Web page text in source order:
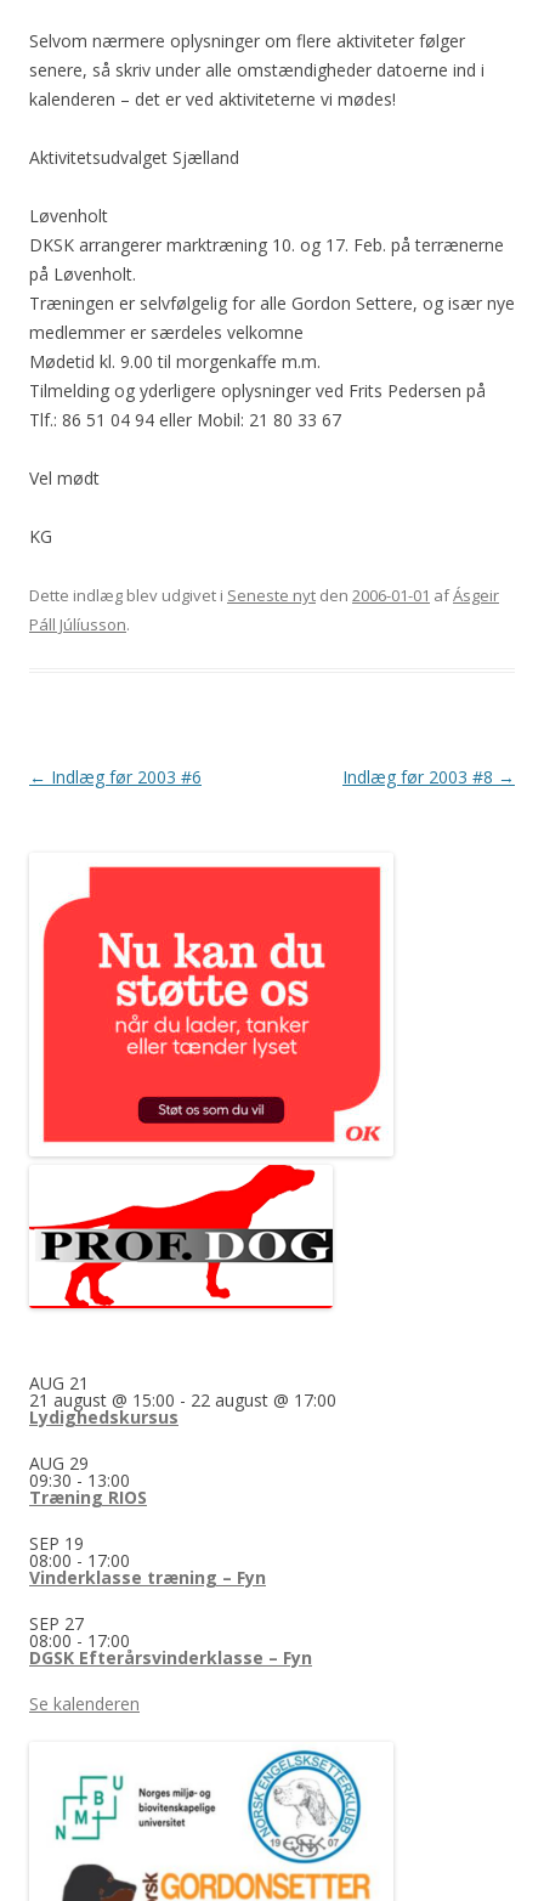
Selvom nærmere oplysninger om flere aktiviteter følger
senere, så skriv under alle omstændigheder datoerne ind i
kalenderen – det er ved aktiviteterne vi mødes!
Aktivitetsudvalget Sjælland
Løvenholt
DKSK arrangerer marktræning 10. og 17. Feb. på terrænerne
på Løvenholt.
Træningen er selvfølgelig for alle Gordon Settere, og især nye
medlemmer er særdeles velkomne
Mødetid kl. 9.00 til morgenkaffe m.m.
Tilmelding og yderligere oplysninger ved Frits Pedersen på
Tlf.: 86 51 04 94 eller Mobil: 21 80 33 67
Vel mødt
KG
Dette indlæg blev udgivet i Seneste nyt den 2006-01-01 afÁsgeir
Páll Júlíusson.
Indlægsnavigation
← Indlæg før 2003 #6 Indlæg før 2003 #8 →
AUG 21
21 august @ 15:00 - 22 august @ 17:00
Lydighedskursus
AUG 29
09:30 - 13:00
Træning RIOS
SEP 19
08:00 - 17:00
Vinderklasse træning – Fyn
SEP 27
08:00 - 17:00
DGSK Efterårsvinderklasse – Fyn
Se kalenderen